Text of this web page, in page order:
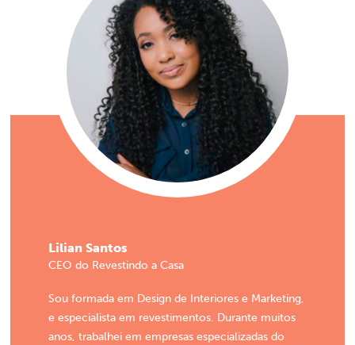
Lilian Santos
CEO do Revestindo a Casa
Sou formada em Design de Interiores e Marketing,
e especialista em revestimentos. Durante muitos
anos, trabalhei em empresas especializadas do